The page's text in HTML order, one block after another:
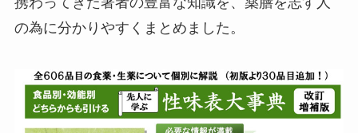
の為に分かりやすくまとめました。